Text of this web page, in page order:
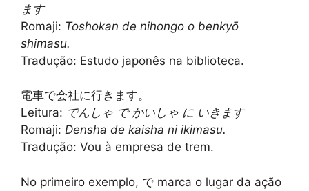
ます
Romaji: Toshokan de nihongo o benkyō
shimasu.
Tradução: Estudo japonês na biblioteca.
電車で会社に行きます。
Leitura: でんしゃ で かいしゃ に いきます
Romaji: Densha de kaisha ni ikimasu.
Tradução: Vou à empresa de trem.
No primeiro exemplo, で marca o lugar da ação